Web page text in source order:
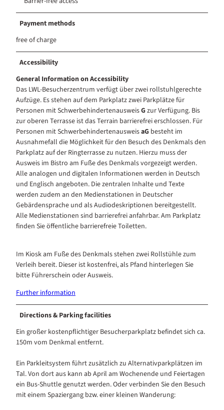
Payment methods
free of charge
Accessibility
General Information on Accessibility
Das LWL-Besucherzentrum verfügt über zwei rollstuhlgerechte
Aufzüge. Es stehen auf dem Parkplatz zwei Parkplätze für
Personen mit SchwerbehindertenausweisGzur Verfügung. Bis
zur oberen Terrasse ist das Terrain barrierefrei erschlossen. Für
Personen mit SchwerbehindertenausweisaG besteht im
Ausnahmefall die Möglichkeit für den Besuch des Denkmals den
Parkplatz auf der Ringterrasse zu nutzen. Hierzu muss der
Ausweis im Bistro am Fuße des Denkmals vorgezeigt werden.
Alle analogen und digitalen Informationen werden in Deutsch
und Englisch angeboten. Die zentralen Inhalte und Texte
werden zudem an den Medienstationen in Deutscher
Gebärdensprache und als Audiodeskriptionen bereitgestellt.
Alle Medienstationen sind barrierefrei anfahrbar. Am Parkplatz
finden Sie öffentliche barrierefreie Toiletten.
Im Kiosk am Fuße des Denkmals stehen zwei Rollstühle zum
Verleih bereit. Dieser ist kostenfrei, als Pfand hinterlegen Sie
bitte Führerschein oder Ausweis.
Further information
Directions & Parking facilities
Ein großer kostenpflichtiger Besucherparkplatz befindet sich ca.
150m vom Denkmal entfernt.
Ein Parkleitsystem führt zusätzlich zu Alternativparkplätzen im
Tal. Von dort aus kann ab April am Wochenende und Feiertagen
ein Bus-Shuttle genutzt werden. Oder verbinden Sie den Besuch
mit einem Spaziergang bzw. einer kleinen Wanderung: